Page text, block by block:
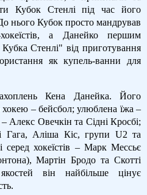
Кубок Стенлі під час його
нього Кубок просто мандрував
а Данейко першим
Стенлі" від приготування
як купель-ванни для
Кена Данейка. Його
– бейсбол; улюблена їжа –
Алекс Овечкін та Сідні Кросбі;
Гага, Аліша Кіс, групи U2 та
хокеїстів – Марк Мессьє
Мартін Бродо та Скотті
він найбільше цінує